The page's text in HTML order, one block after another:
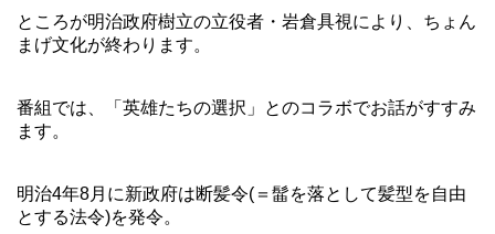
ところが明治政府樹立の立役者・岩倉具視により、ちょん
まげ文化が終わります。
番組では、「英雄たちの選択」とのコラボでお話がすすみ
ます。
明治4年8月に新政府は断髪令(＝髷を落として髪型を自由
とする法令)を発令。